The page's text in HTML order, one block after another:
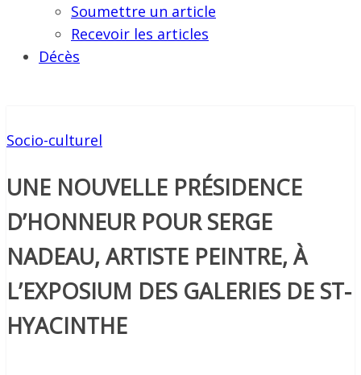
Soumettre un article
Recevoir les articles
Décès
Socio-culturel
UNE NOUVELLE PRÉSIDENCE
D’HONNEUR POUR SERGE
NADEAU, ARTISTE PEINTRE, À
L’EXPOSIUM DES GALERIES DE ST-
HYACINTHE